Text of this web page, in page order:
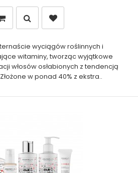
wyciągów roślinnych i
witaminy, tworząc wyjątkowe
włosów osłabionych z tendencją
w ponad 40% z ekstra..